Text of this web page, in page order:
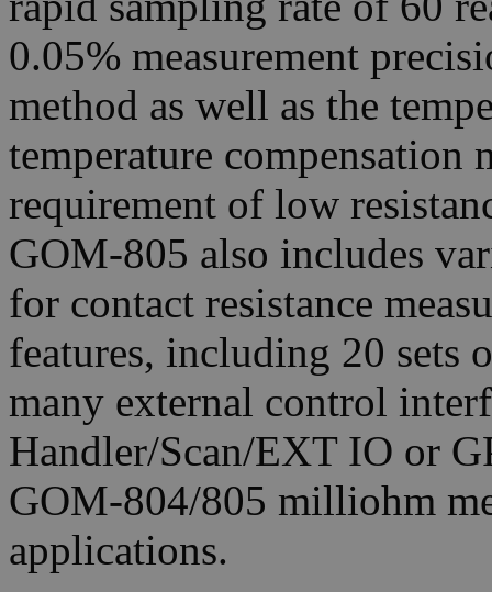
0.05% measurement
method as well as the
temperature compensation
requirement of low
GOM-805 also includes
for contact resistance
features, including 20 sets
many external control
Handler/Scan/EXT IO or
GOM-804/805 milliohm
applications.